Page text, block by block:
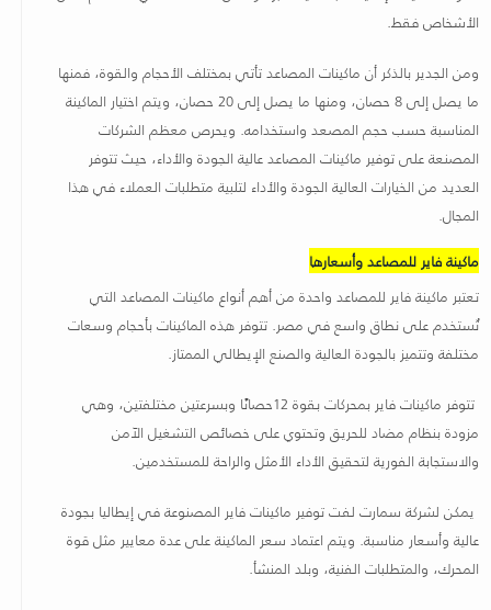
الأشخاص فقط.
ومن الجدير بالذكر أن ماكينات المصاعد تأتي بمختلف الأحجام والقوة، فمنها
ما يصل إلى 8 حصان، ومنها ما يصل إلى 20 حصان، ويتم اختيار الماكينة
المناسبة حسب حجم المصعد واستخدامه. ويحرص معظم الشركات
المصنعة على توفير ماكينات المصاعد عالية الجودة والأداء، حيث تتوفر
العديد من الخيارات العالية الجودة والأداء لتلبية متطلبات العملاء في هذا
المجال.
ماكينة فاير للمصاعد وأسعارها
تعتبر ماكينة فاير للمصاعد واحدة من أهم أنواع ماكينات المصاعد التي
تُستخدم على نطاق واسع في مصر. تتوفر هذه الماكينات بأحجام وسعات
مختلفة وتتميز بالجودة العالية والصنع الإيطالي الممتاز.
تتوفر ماكينات فاير بمحركات بقوة 12حصانًا وبسرعتين مختلفتين، وهي
مزودة بنظام مضاد للحريق وتحتوي على خصائص التشغيل الآمن
والاستجابة الفورية لتحقيق الأداء الأمثل والراحة للمستخدمين.
يمكن لشركة سمارت لفت توفير ماكينات فاير المصنوعة في إيطاليا بجودة
عالية وأسعار مناسبة. ويتم اعتماد سعر الماكينة على عدة معايير مثل قوة
المحرك، والمتطلبات الفنية، وبلد المنشأ.